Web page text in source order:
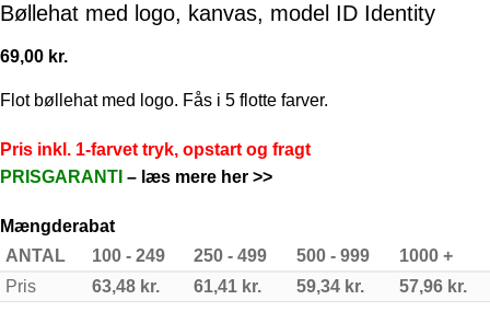
Bøllehat med logo, kanvas, model ID Identity
69,00 kr.
Flot bøllehat med logo. Fås i 5 flotte farver.
Pris inkl. 1-farvet tryk, opstart og fragt
PRISGARANTI – læs mere her >>
Mængderabat
ANTAL
100 - 249 250 - 499 500 - 999
1000 +
Pris
63,48 kr. 61,41 kr. 59,34 kr. 57,96 kr.